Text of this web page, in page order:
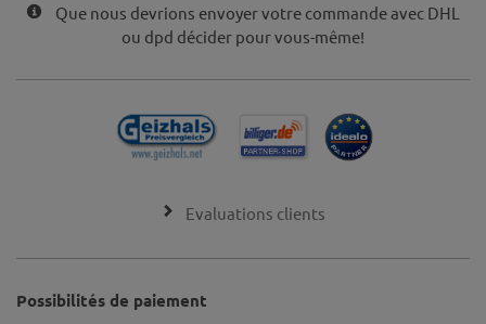
Que nous devrions envoyer votre commande avec DHL
ou dpd décider pour vous-même!
Evaluations clients
Possibilités de paiement